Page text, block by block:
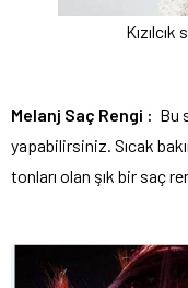
Melanj Saç Rengi : Bu
yapabilirsiniz. Sıcak
tonları olan şık bir saç